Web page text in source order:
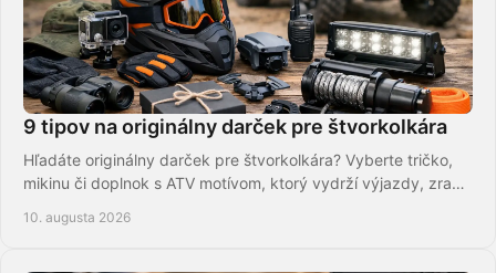
9 tipov na originálny darček pre štvorkolkára
Hľadáte originálny darček pre štvorkolkára? Vyberte tričko,
mikinu či doplnok s ATV motívom, ktorý vydrží výjazdy, zrazy
10. augusta 2026